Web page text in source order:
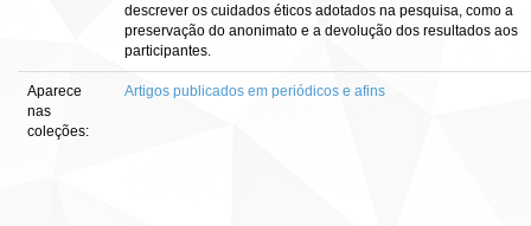
descrever os cuidados éticos adotados na pesquisa, como a
preservação do anonimato e a devolução dos resultados aos
participantes.
Aparece
nas
coleções:
Artigos publicados em periódicos e afins